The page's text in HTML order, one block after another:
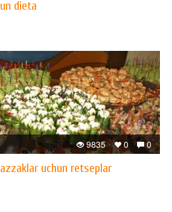
dieta
0
0
9835
uchun retseplar